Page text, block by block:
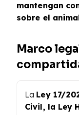
mantengan
sobre el
Marco
La Ley 17/
Civil, la Ley